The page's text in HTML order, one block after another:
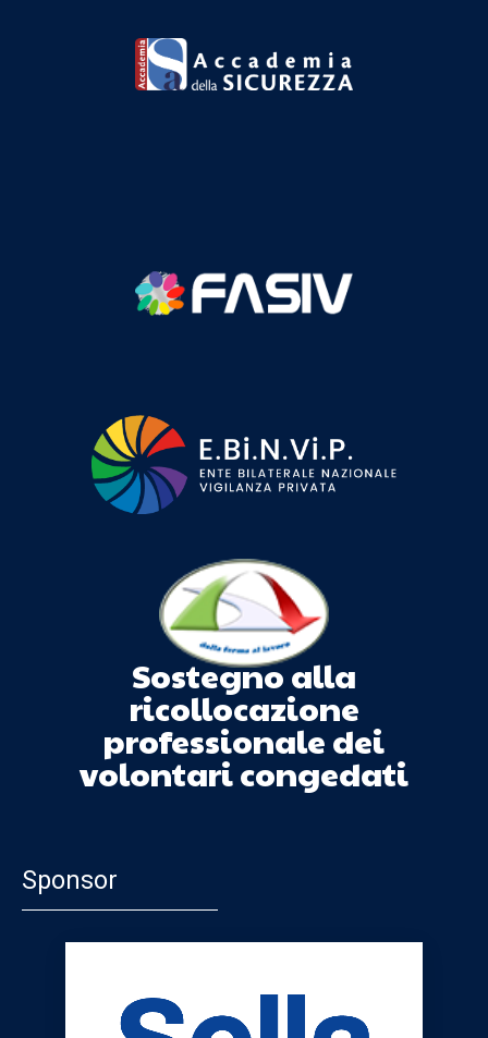
Sostegno alla
ricollocazione
professionale dei
volontari congedati
Sponsor